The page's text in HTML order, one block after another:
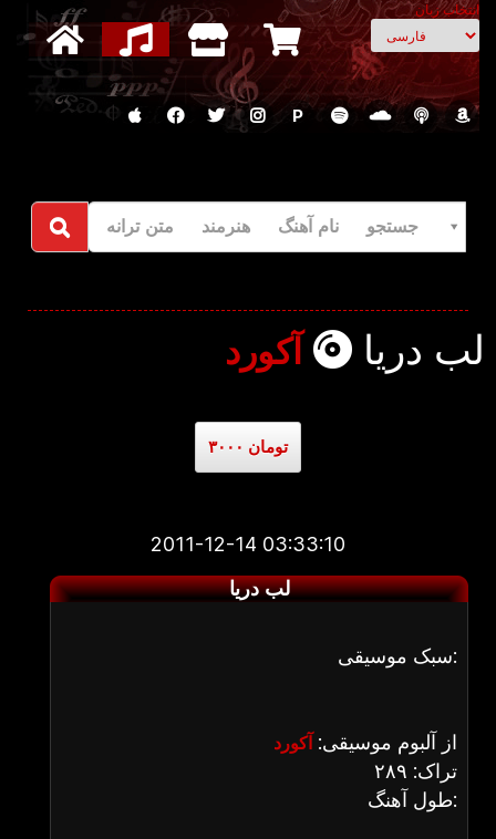
انتخاب زبان
P
جستجو نام آهنگ هنرمند متن ترانه
لب دریا آکورد
۳۰۰۰ تومان
2011-12-14 03:33:10
لب دریا
سبک موسیقی:
از آلبوم موسیقی: آکورد
تراک: ۲۸۹
طول آهنگ: